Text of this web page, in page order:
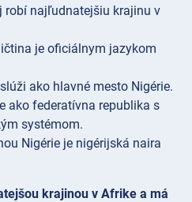
robí najľudnatejšiu krajinu v
je oficiálnym jazykom
ako hlavné mesto Nigérie.
ako federatívna republika s
systémom.
Nigérie je nigérijská naira
krajinou v Afrike a má